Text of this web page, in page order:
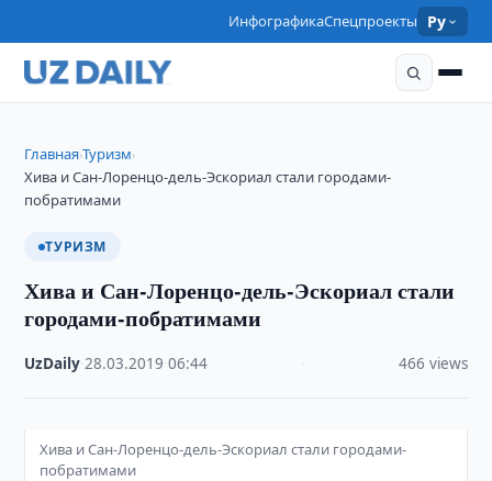
ИнфографикаСпецпроекты Ру
Главная›Туризм›
Хива и Сан-Лоренцо-дель-Эскориал стали городами-
побратимами
ТУРИЗМ
Хива и Сан-Лоренцо-дель-Эскориал стали
городами-побратимами
UzDaily ·28.03.2019 ·06:44 466 views
Хива и Сан-Лоренцо-дель-Эскориал стали городами-
побратимами